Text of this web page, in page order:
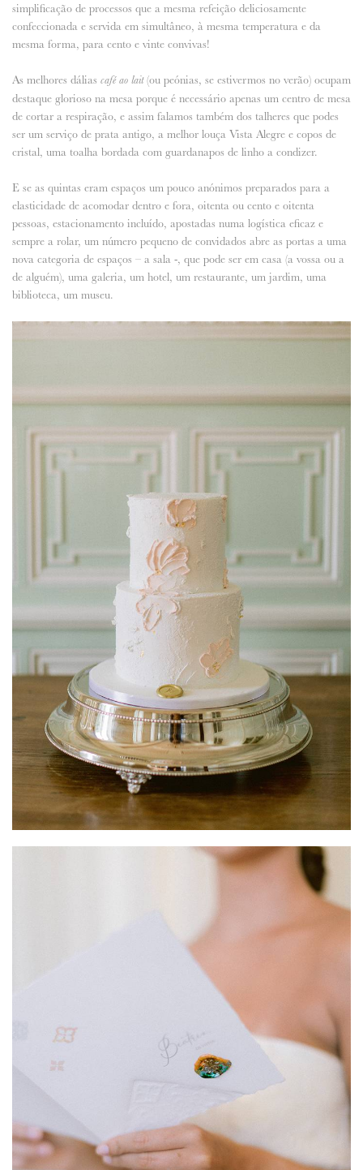
simplificação de processos que a mesma refeição deliciosamente
confeccionada e servida em simultâneo, à mesma temperatura e da
mesma forma, para cento e vinte convivas!
As melhores dálias café ao lait(ou peónias, se estivermos no verão) ocupam
destaque glorioso na mesa porque é necessário apenas um centro de mesa
de cortar a respiração, e assim falamos também dos talheres que podes
ser um serviço de prata antigo, a melhor louça Vista Alegre e copos de
cristal, uma toalha bordada com guardanapos de linho a condizer.
E se as quintas eram espaços um pouco anónimos preparados para a
elasticidade de acomodar dentro e fora, oitenta ou cento e oitenta
pessoas, estacionamento incluído, apostadas numa logística eficaz e
sempre a rolar, um número pequeno de convidados abre as portas a uma
nova categoria de espaços – a sala -, que pode ser em casa (a vossa ou a
de alguém), uma galeria, um hotel, um restaurante, um jardim, uma
biblioteca, um museu.